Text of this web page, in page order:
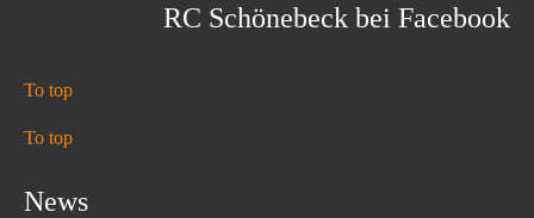
RC Schönebeck bei Facebook
To top
To top
News